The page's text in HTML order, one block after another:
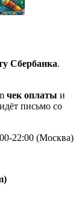
Сбербанка.
чек оплаты и
письмо со
22:00 (Москва)